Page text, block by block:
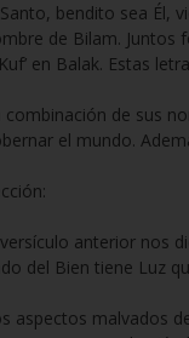
Santo, bendito sea Él,
de Bilam. Juntos
en Balak. Estas
combinación de sus
el mundo.
versículo anterior nos
del Bien tiene Luz
aspectos malvados